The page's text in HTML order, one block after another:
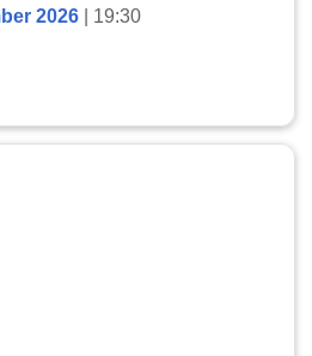
2026 | 19:30